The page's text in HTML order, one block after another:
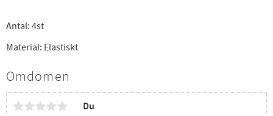
Antal: 4st
Material: Elastiskt
Omdömen
Du